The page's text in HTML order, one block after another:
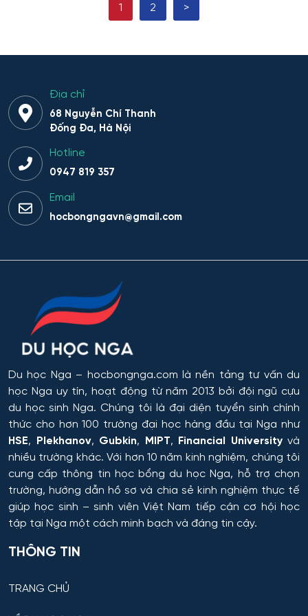
Hệ thống thông tin
Hệ thống thông tin và Công nghệ
Hệ thống thông tin và công nghệ thông tin truyền
thông
Hệ thống tên lửa và Khoa học Vũ trụ
Hệ thống tự động và điều khiển thông minh
Hệ thống và công nghệ sinh học kỹ thuật
Hệ thống và tổ hợp vô tuyến điện tử
Hệ thống điều khiển chuyển động và dẫn đường
Hệ thống điều khiển máy bay
1 2 >
Địa chỉ
68 Nguyễn Chí Thanh
Đống Đa, Hà Nội
Hotline
0947 819 357
Email
hocbongngavn@gmail.com
Du học Nga – hocbongnga.com là nền tảng tư vấn du
học Nga uy tín, hoạt động từ năm 2013 bởi đội ngũ cựu
du học sinh Nga. Chúng tôi là đại diện tuyển sinh chính
thức cho hơn 100 trường đại học hàng đầu tại Nga như
HSE, Plekhanov, Gubkin, MIPT, Financial Universityvà
nhiều trường khác. Với hơn 10 năm kinh nghiệm, chúng tôi
cung cấp thông tin học bổng du học Nga, hỗ trợ chọn
trường, hướng dẫn hồ sơ và chia sẻ kinh nghiệm thực tế
giúp học sinh – sinh viên Việt Nam tiếp cận cơ hội học
tập tại Nga một cách minh bạch và đáng tin cậy.
THÔNG TIN
TRANG CHỦ